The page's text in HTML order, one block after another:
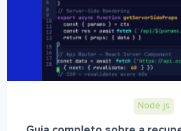
Node.js